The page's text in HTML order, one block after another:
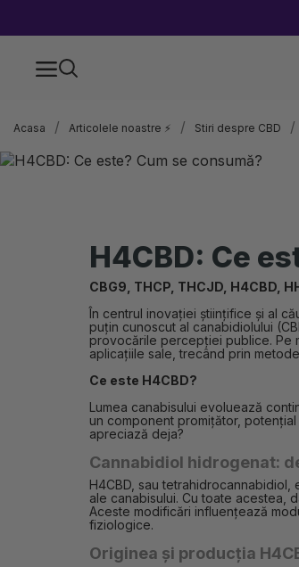
Acasa Articolele noastre ⚡ Stiri despre CBD
H4CBD: Ce
CBG9, THCP, THCJD, H4CBD,
În centrul inovației științifice și al
puțin cunoscut al canabidiolului
provocările percepției publice. Pe
aplicațiile sale, trecând prin
Ce este H4CBD?
Lumea canabisului evoluează
un component promițător,
apreciază deja?
Cannabidiol hidrogenat:
H4CBD, sau
ale canabisului. Cu toate acestea,
Aceste modificări influențează
fiziologice.
Originea și producția